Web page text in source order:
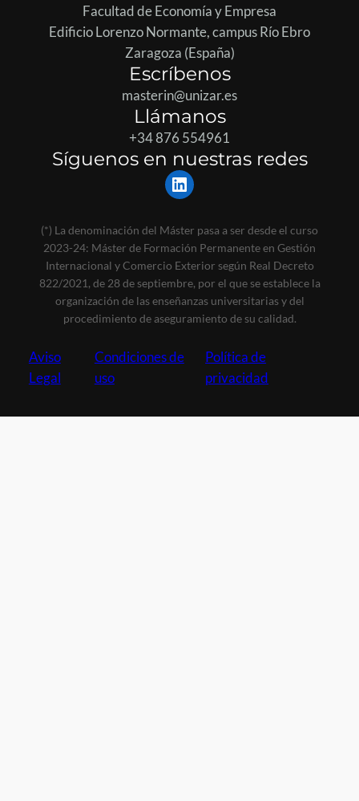
Facultad de Economía y Empresa
Edificio Lorenzo Normante, campus Río Ebro
Zaragoza (España)
Escríbenos
masterin@unizar.es
Llámanos
+34 876 554961
Síguenos en nuestras redes
LinkedIn
(*) La denominación del Máster pasa a ser desde el curso
2023-24: Máster de Formación Permanente en Gestión
Internacional y Comercio Exterior según Real Decreto
822/2021, de 28 de septiembre, por el que se establece la
organización de las enseñanzas universitarias y del
procedimiento de aseguramiento de su calidad.
Aviso
Legal
Condiciones de
uso
Política de
privacidad